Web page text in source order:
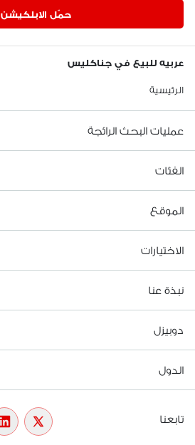
حمّل الابلكيشن
عربيه للبيع في جناكليس
الرئيسية
عمليات البحث الرائجة
الفئات
الموقع
الاختيارات
نبذة عنا
دوبيزل
الدول
تابعنا